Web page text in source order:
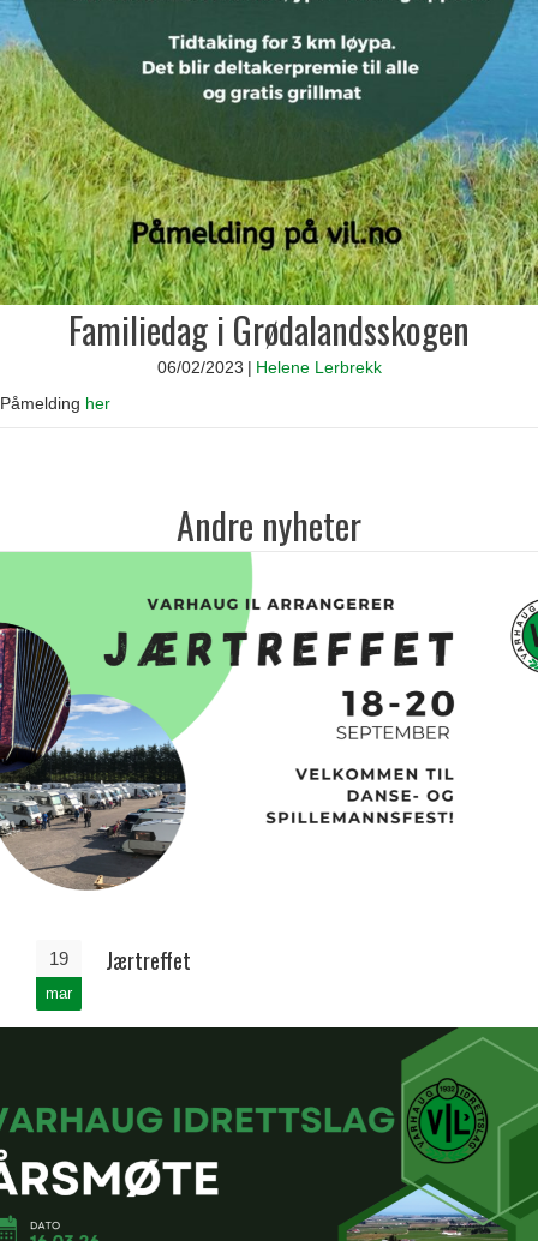
Familiedag i Grødalandsskogen
06/02/2023 | Helene Lerbrekk
Påmelding her
Andre nyheter
19
mar
Jærtreffet